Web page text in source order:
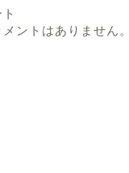
ントはありません。